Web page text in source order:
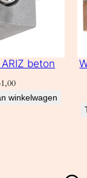
beton
winkelwagen